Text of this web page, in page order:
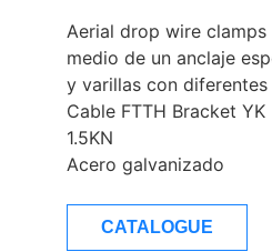
Aerial drop wire
medio de un anclaje
y varillas con
Cable FTTH Bracket YK
1.5KN
Acero galvanizado
CATALOGUE